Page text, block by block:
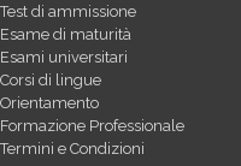
Test di ammissione
Esame di maturità
Esami universitari
Corsi di lingue
Orientamento
Formazione Professionale
Termini e Condizioni